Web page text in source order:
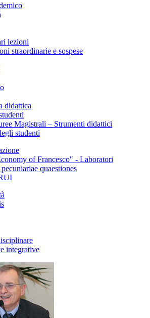
lezioni
straordinarie e sospese
didattica
Magistrali – Strumenti didattici
studenti
of Francesco" - Laboratori
quaestiones
integrative